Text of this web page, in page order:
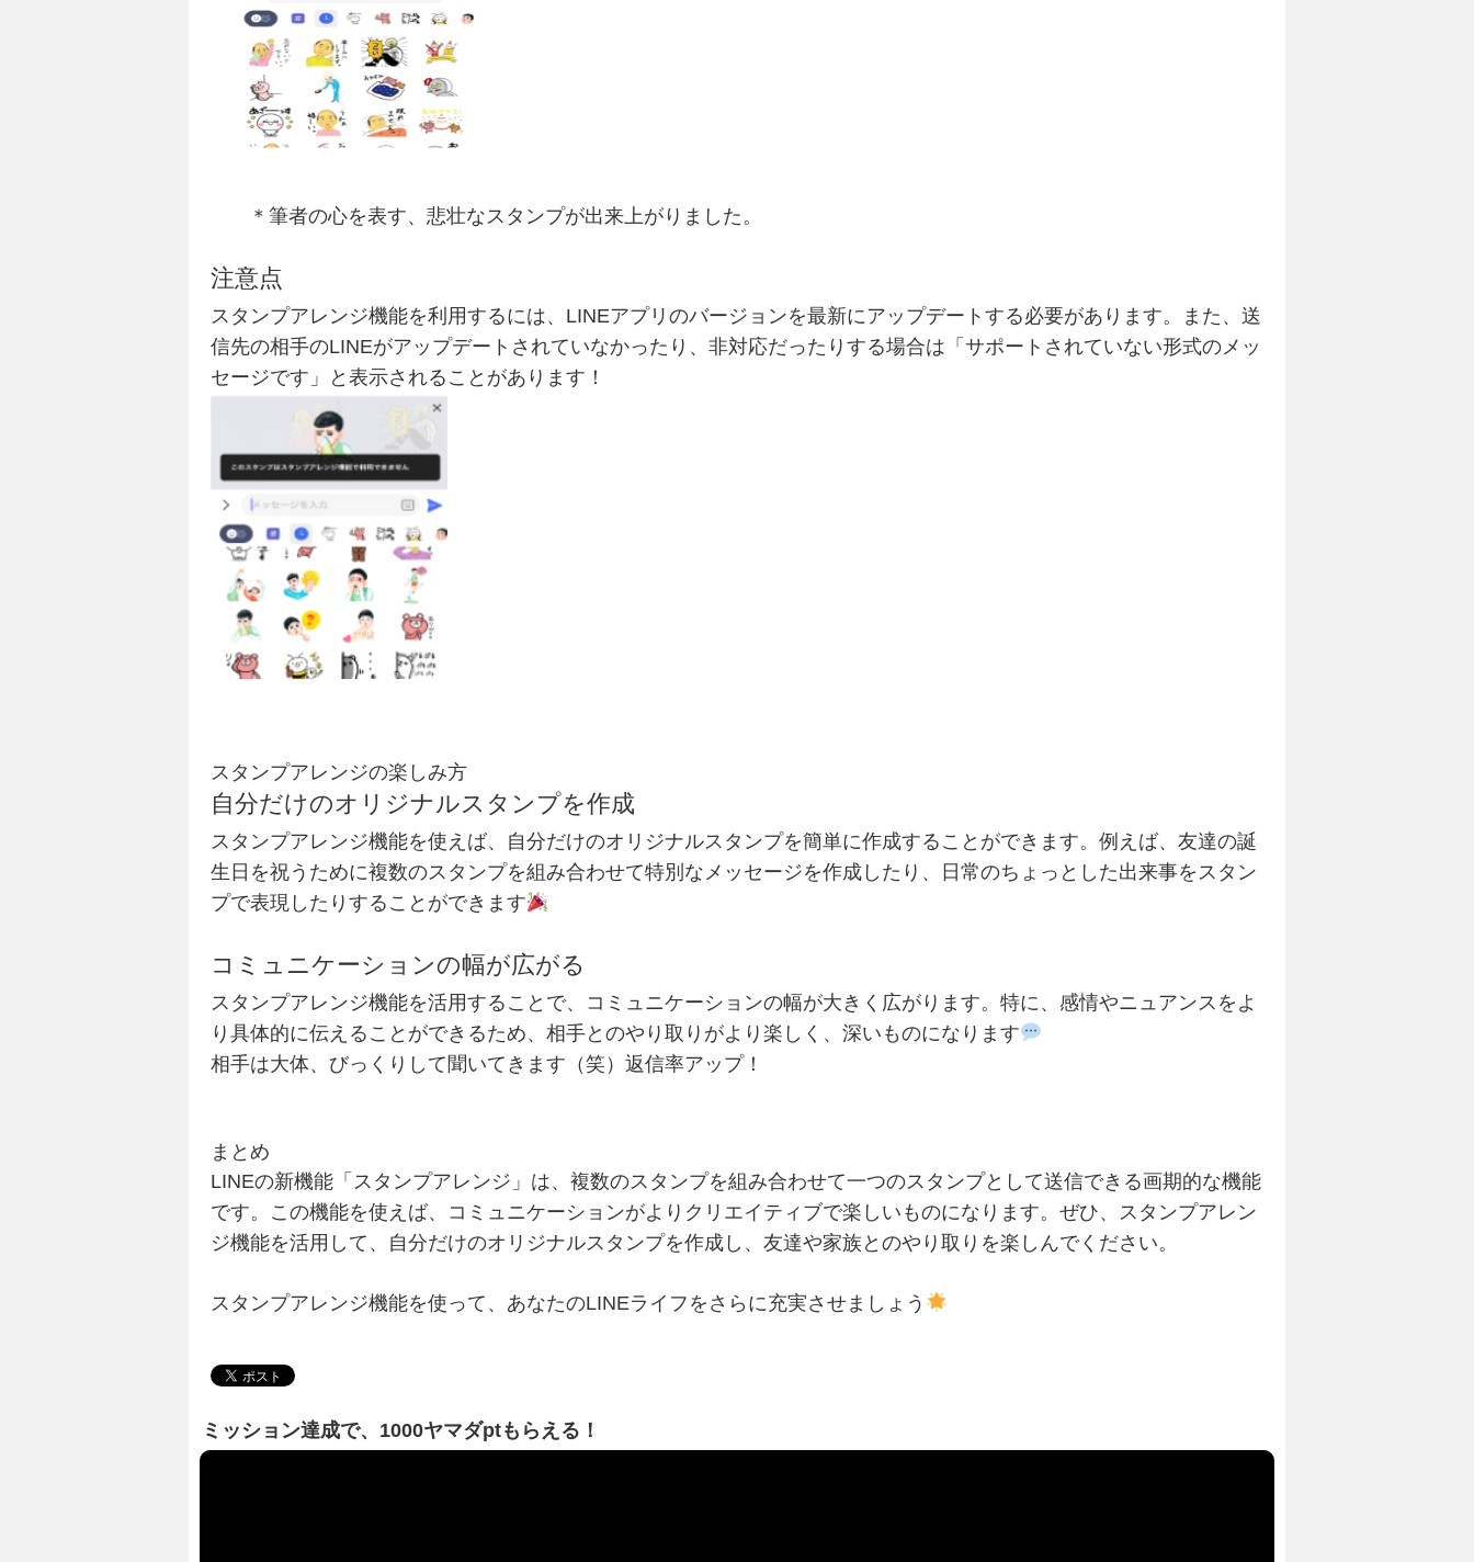
＊筆者の心を表す、悲壮なスタンプが出来上がりました。
注意点
スタンプアレンジ機能を利用するには、LINEアプリのバージョンを最新にアップデートする必要があります。また、送
信先の相手のLINEがアップデートされていなかったり、非対応だったりする場合は「サポートされていない形式のメッ
セージです」と表示されることがあります！
スタンプアレンジの楽しみ方
自分だけのオリジナルスタンプを作成
スタンプアレンジ機能を使えば、自分だけのオリジナルスタンプを簡単に作成することができます。例えば、友達の誕
生日を祝うために複数のスタンプを組み合わせて特別なメッセージを作成したり、日常のちょっとした出来事をスタン
プで表現したりすることができます
コミュニケーションの幅が広がる
スタンプアレンジ機能を活用することで、コミュニケーションの幅が大きく広がります。特に、感情やニュアンスをよ
り具体的に伝えることができるため、相手とのやり取りがより楽しく、深いものになります
相手は大体、びっくりして聞いてきます（笑）返信率アップ！
まとめ
LINEの新機能「スタンプアレンジ」は、複数のスタンプを組み合わせて一つのスタンプとして送信できる画期的な機能
です。この機能を使えば、コミュニケーションがよりクリエイティブで楽しいものになります。ぜひ、スタンプアレン
ジ機能を活用して、自分だけのオリジナルスタンプを作成し、友達や家族とのやり取りを楽しんでください。
スタンプアレンジ機能を使って、あなたのLINEライフをさらに充実させましょう
ミッション達成で、1000ヤマダptもらえる！